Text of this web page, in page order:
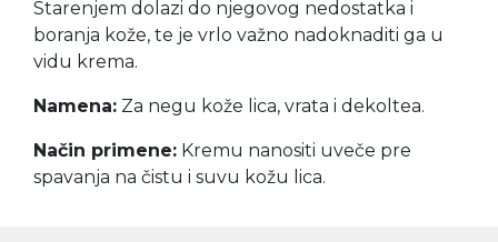
Starenjem dolazi do njegovog nedostatka i
boranja kože, te je vrlo važno nadoknaditi ga u
vidu krema.
Namena: Za negu kože lica, vrata i dekoltea.
Način primene: Kremu nanositi uveče pre
spavanja na čistu i suvu kožu lica.